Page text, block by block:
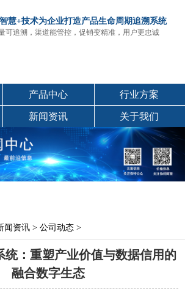
慧+技术为企业打造产品生命周期追溯系统
可追溯，渠道能管控，促销变精准，用户更忠诚
产品中心 行业方案
新闻资讯 关于我们
闻资讯 > 公司动态 >
统：重塑产业价值与数据信用的
融合数字生态